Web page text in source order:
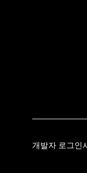
개발자 로그인